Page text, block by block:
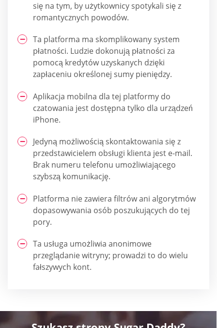
się na tym, by użytkownicy spotykali się z
romantycznych powodów.
Ta platforma ma skomplikowany system
płatności. Ludzie dokonują płatności za
pomocą kredytów uzyskanych dzięki
zapłaceniu określonej sumy pieniędzy.
Aplikacja mobilna dla tej platformy do
czatowania jest dostępna tylko dla urządzeń
iPhone.
Jedyną możliwością skontaktowania się z
przedstawicielem obsługi klienta jest e-mail.
Brak numeru telefonu umożliwiającego
szybszą komunikację.
Platforma nie zawiera filtrów ani algorytmów
dopasowywania osób poszukujących do tej
pory.
Ta usługa umożliwia anonimowe
przeglądanie witryny; prowadzi to do wielu
fałszywych kont.